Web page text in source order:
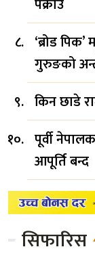
‘ब्रोड
गुरुङको
किन छाडे
पूर्वी
आपूर्ति बन्द
सिफारिस